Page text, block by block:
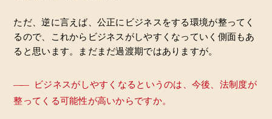
ただ、逆に言えば、公正にビジネスをする環境が整ってく
るので、これからビジネスがしやすくなっていく側面もあ
ると思います。まだまだ過渡期ではありますが。
――
ビジネスがしやすくなるというのは、今後、法制度が
整ってくる可能性が高いからですか。